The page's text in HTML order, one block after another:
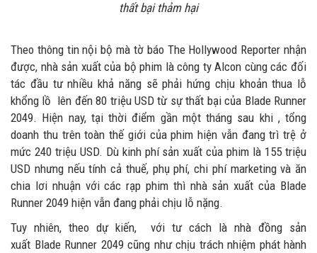
thất bại thảm hại
Theo thông tin nội bộ mà tờ báo The Hollywood Reporter nhận
được, nhà sản xuất của bộ phim là công ty Alcon cùng các đối
tác đầu tư nhiều khả năng sẽ phải hứng chịu khoản thua lỗ
khổng lồ lên đến 80 triệu USD từ sự thất bại của Blade Runner
2049. Hiện nay, tại thời điểm gần một tháng sau khi , tổng
doanh thu trên toàn thế giới của phim hiện vẫn đang trì trệ ở
mức 240 triệu USD. Dù kinh phí sản xuất của phim là 155 triệu
USD nhưng nếu tính cả thuế, phụ phí, chi phí marketing và ăn
chia lơi nhuận với các rạp phim thì nhà sản xuất của Blade
Runner 2049 hiện vẫn đang phải chịu lỗ nặng.
Tuy nhiên, theo dự kiến, với tư cách là nhà đồng sản
xuất Blade Runner 2049 cũng như chịu trách nhiệm phát hành